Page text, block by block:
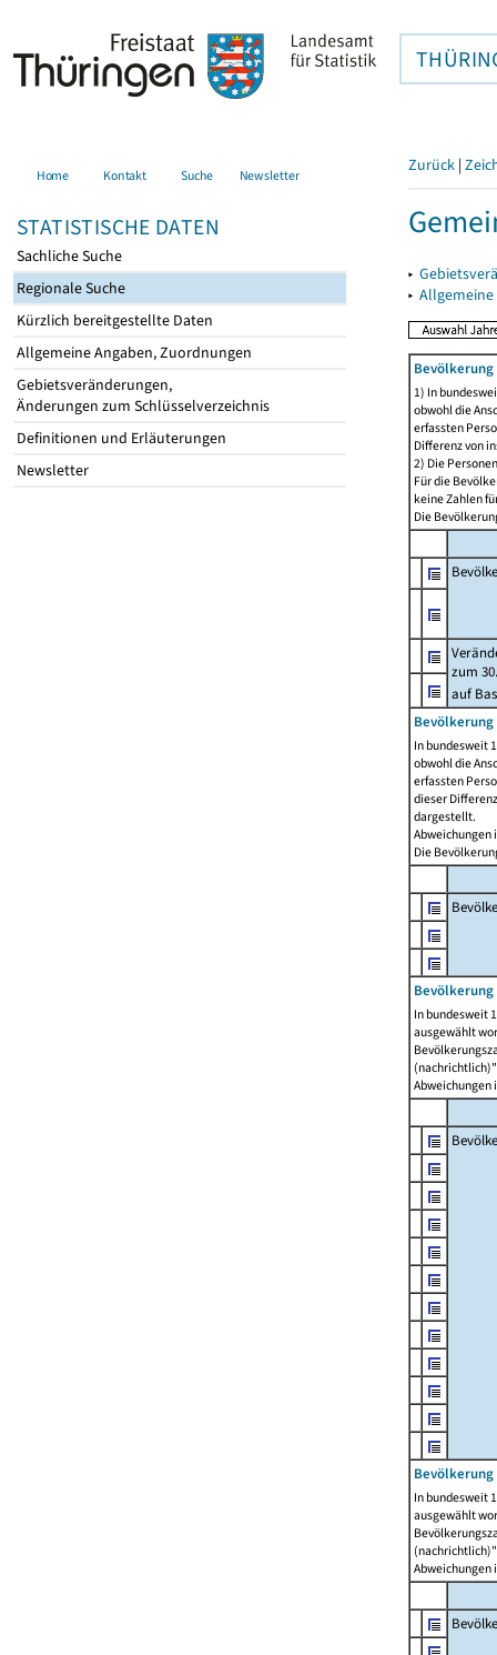
Home Kontakt Suche Newsletter
STATISTISCHE DATEN
Sachliche Suche
Regionale Suche
Kürzlich bereitgestellte Daten
Allgemeine Angaben, Zuordnungen
Gebietsveränderungen,
Änderungen zum Schlüsselverzeichnis
Definitionen und Erläuterungen
Newsletter
Zurück |
▸
▸
1) In
obwohl die
erfassten
Differenz von
2) Die
Für die
keine Zahlen
Die
zum
auf
Bevölkerung
In bundesweit
obwohl die
erfassten
dieser
dargestellt.
Abweichungen
Die
In bundesweit
ausgewählt
Abweichungen
In bundesweit
ausgewählt
Abweichungen